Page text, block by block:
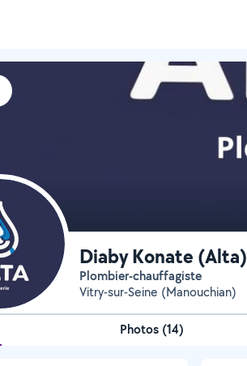
Diaby Konate (Alta)
Plombier-chauffagiste
Vitry-sur-Seine (Manouchian)
Photos (14)